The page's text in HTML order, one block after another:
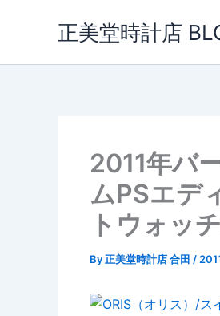
正美堂時計店
2011年バ
ムPSエデ
トウォッ
By正美堂時計店 合田 /